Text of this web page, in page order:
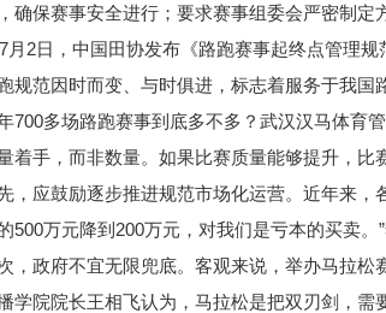
确保赛事安全进行；要求赛事组委会严密制定
月2日，中国田协发布《路跑赛事起终点管理
范因时而变、与时俱进，标志着服务于我国路
多场路跑赛事到底多不多？武汉汉马体育管
着手，而非数量。如果比赛质量能够提升，比
应鼓励逐步推进规范市场化运营。近年来，
500万元降到200万元，对我们是亏本的买卖
政府不宜无限兜底。客观来说，举办马拉松
学院院长王相飞认为，马拉松是把双刃剑，